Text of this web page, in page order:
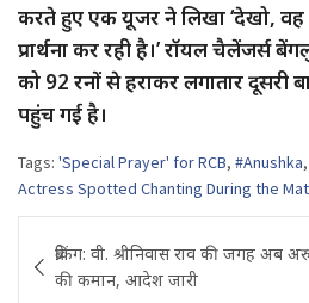
करते हुए एक यूजर ने लिखा ‘देखो,
प्रार्थना कर रही है।’ रॉयल चैलेंजर्स
को 92 रनों से हराकर लगातार
पहुंच गई है।
Tags: 'Special Prayer' for RCB, #Anushka,
Actress Spotted Chanting During the
navigation
ब्रेकिंग: वी. श्रीनिवास राव की जगह अब
की कमान, आदेश जारी